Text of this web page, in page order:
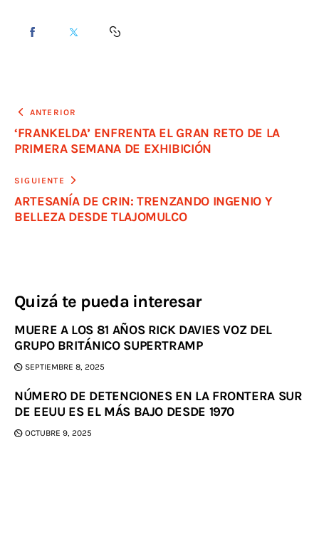
ANTERIOR
‘FRANKELDA’ ENFRENTA EL GRAN RETO DE LA
PRIMERA SEMANA DE EXHIBICIÓN
SIGUIENTE
ARTESANÍA DE CRIN: TRENZANDO INGENIO Y
BELLEZA DESDE TLAJOMULCO
Quizá te pueda interesar
MUERE A LOS 81 AÑOS RICK DAVIES VOZ DEL
GRUPO BRITÁNICO SUPERTRAMP
SEPTIEMBRE 8, 2025
NÚMERO DE DETENCIONES EN LA FRONTERA SUR
DE EEUU ES EL MÁS BAJO DESDE 1970
OCTUBRE 9, 2025